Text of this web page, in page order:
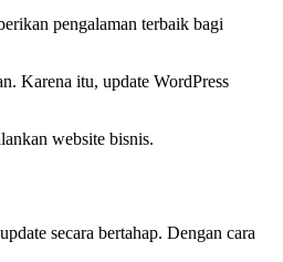
pengalaman terbaik bagi
Karena itu, update WordPress
website bisnis.
secara bertahap. Dengan cara